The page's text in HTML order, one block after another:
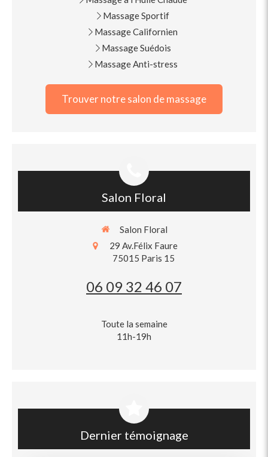
Massage Sportif
Massage Californien
Massage Suédois
Massage Anti-stress
Trouver notre salon de massage
Salon Floral
Salon Floral
29 Av.Félix Faure
75015 Paris 15
06 09 32 46 07
Toute la semaine
11h-19h
Dernier témoignage